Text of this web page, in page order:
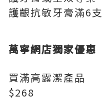
護齦抗敏牙膏滿6支
萬寧網店獨家優惠
買滿高露潔產品
$268